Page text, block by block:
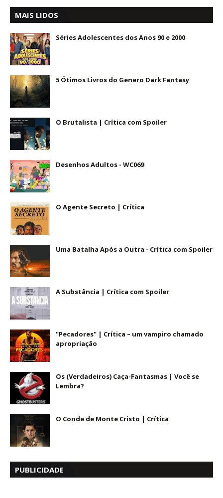
MAIS LIDOS
Séries Adolescentes dos Anos 90 e 2000
5 Ótimos Livros do Genero Dark Fantasy
O Brutalista | Crítica com Spoiler
Desenhos Adultos - WC069
O Agente Secreto | Crítica
Uma Batalha Após a Outra - Crítica com Spoiler
A Substância | Crítica com Spoiler
"Pecadores" | Crítica – um vampiro chamado
apropriação
Os (Verdadeiros) Caça-Fantasmas | Você se
Lembra?
O Conde de Monte Cristo | Crítica
PUBLICIDADE